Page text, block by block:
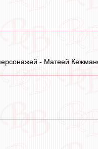
- Матеей